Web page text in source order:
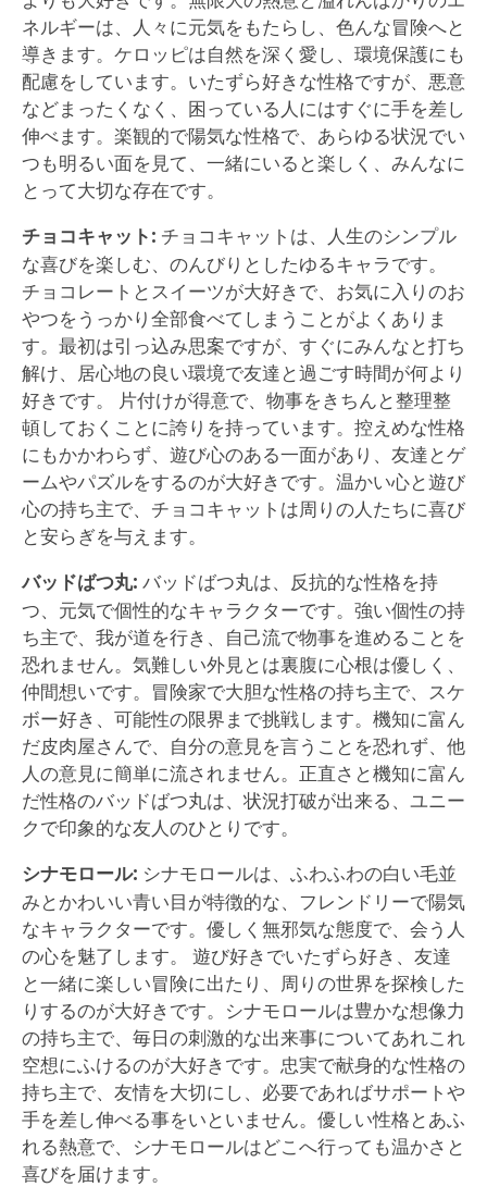
ネルギーは、人々に元気をもたらし、色んな冒険へと
導きます。ケロッピは自然を深く愛し、環境保護にも
配慮をしています。いたずら好きな性格ですが、悪意
などまったくなく、困っている人にはすぐに手を差し
伸べます。楽観的で陽気な性格で、あらゆる状況でい
つも明るい面を見て、一緒にいると楽しく、みんなに
とって大切な存在です。
チョコキャット: チョコキャットは、人生のシンプル
な喜びを楽しむ、のんびりとしたゆるキャラです。
チョコレートとスイーツが大好きで、お気に入りのお
やつをうっかり全部食べてしまうことがよくありま
す。最初は引っ込み思案ですが、すぐにみんなと打ち
解け、居心地の良い環境で友達と過ごす時間が何より
好きです。 片付けが得意で、物事をきちんと整理整
頓しておくことに誇りを持っています。控えめな性格
にもかかわらず、遊び心のある一面があり、友達とゲ
ームやパズルをするのが大好きです。温かい心と遊び
心の持ち主で、チョコキャットは周りの人たちに喜び
と安らぎを与えます。
バッドばつ丸: バッドばつ丸は、反抗的な性格を持
つ、元気で個性的なキャラクターです。強い個性の持
ち主で、我が道を行き、自己流で物事を進めることを
恐れません。気難しい外見とは裏腹に心根は優しく、
仲間想いです。冒険家で大胆な性格の持ち主で、スケ
ボー好き、可能性の限界まで挑戦します。機知に富ん
だ皮肉屋さんで、自分の意見を言うことを恐れず、他
人の意見に簡単に流されません。正直さと機知に富ん
だ性格のバッドばつ丸は、状況打破が出来る、ユニー
クで印象的な友人のひとりです。
シナモロール: シナモロールは、ふわふわの白い毛並
みとかわいい青い目が特徴的な、フレンドリーで陽気
なキャラクターです。優しく無邪気な態度で、会う人
の心を魅了します。 遊び好きでいたずら好き、友達
と一緒に楽しい冒険に出たり、周りの世界を探検した
りするのが大好きです。シナモロールは豊かな想像力
の持ち主で、毎日の刺激的な出来事についてあれこれ
空想にふけるのが大好きです。忠実で献身的な性格の
持ち主で、友情を大切にし、必要であればサポートや
手を差し伸べる事をいといません。優しい性格とあふ
れる熱意で、シナモロールはどこへ行っても温かさと
喜びを届けます。